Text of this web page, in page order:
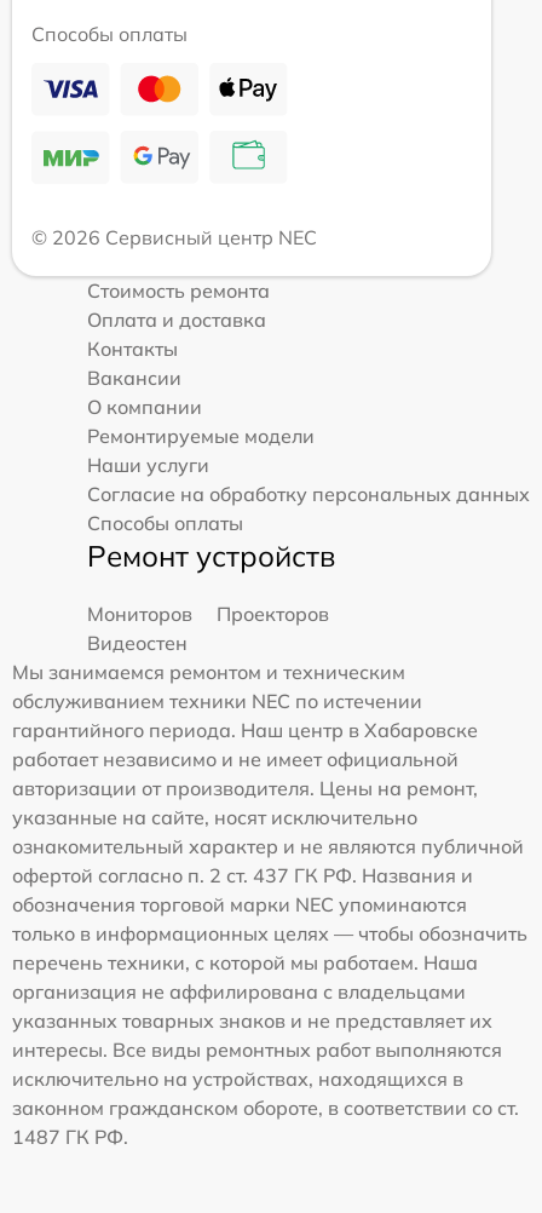
Способы оплаты
© 2026 Сервисный центр NEC
Стоимость ремонта
Оплата и доставка
Контакты
Вакансии
О компании
Ремонтируемые модели
Наши услуги
Согласие на обработку персональных данных
Способы оплаты
Ремонт устройств
Мониторов
Проекторов
Видеостен
Мы занимаемся ремонтом и техническим
обслуживанием техники NEC по истечении
гарантийного периода. Наш центр в Хабаровске
работает независимо и не имеет официальной
авторизации от производителя. Цены на ремонт,
указанные на сайте, носят исключительно
ознакомительный характер и не являются публичной
офертой согласно п. 2 ст. 437 ГК РФ. Названия и
обозначения торговой марки NEC упоминаются
только в информационных целях — чтобы обозначить
перечень техники, с которой мы работаем. Наша
организация не аффилирована с владельцами
указанных товарных знаков и не представляет их
интересы. Все виды ремонтных работ выполняются
исключительно на устройствах, находящихся в
законном гражданском обороте, в соответствии со ст.
1487 ГК РФ.